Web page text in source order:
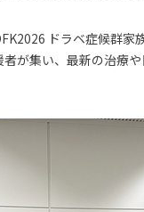
ドラベ症候群家
が集い、最新の治療